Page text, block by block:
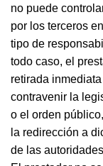
no puede
por los terceros
tipo de
todo caso, el
retirada
contravenir la
o el orden
la redirección a
de las